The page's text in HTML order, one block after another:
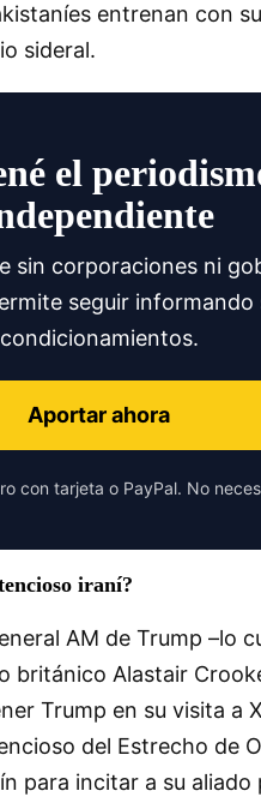
entrenan con
sideral.
el
sin corporaciones ni
seguir informando
condicionamientos.
Aportar ahora
con tarjeta o PayPal. No
iraní?
AM de Trump –lo
británico Alastair
Trump en su visita a
del Estrecho de
para incitar a su aliado